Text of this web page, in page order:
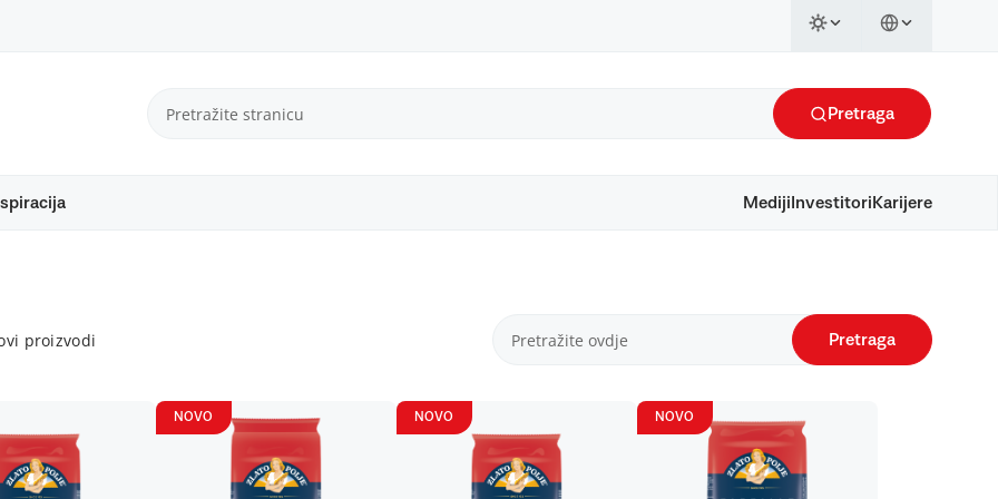
Pretraga
Mediji Investitori Karijere
proizvodi Pretraga
NOVO NOVO NOVO